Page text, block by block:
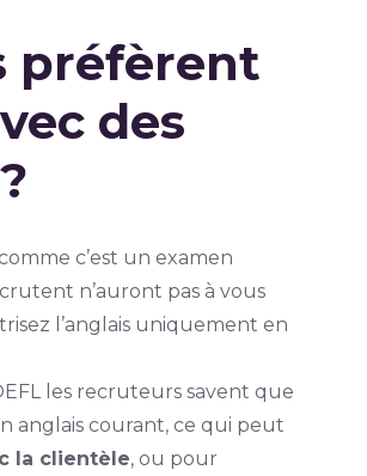
préfèrent
des
c’est un examen
n’auront pas à vous
l’anglais uniquement en
les recruteurs savent que
anglais courant, ce qui peut
la clientèle, ou pour